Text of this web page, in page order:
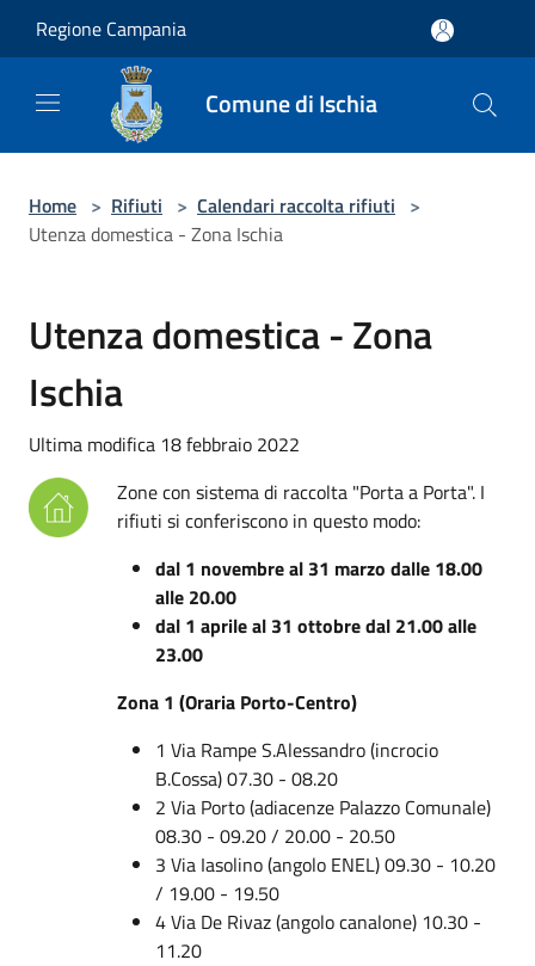
Regione Campania
Comune di Ischia
Home > Rifiuti > Calendari raccolta rifiuti >
Utenza domestica - Zona Ischia
Utenza domestica - Zona
Ischia
Ultima modifica 18 febbraio 2022
Zone con sistema di raccolta "Porta a Porta". I
rifiuti si conferiscono in questo modo:
dal 1 novembre al 31 marzo dalle 18.00
alle 20.00
dal 1 aprile al 31 ottobre dal 21.00 alle
23.00
Zona 1 (Oraria Porto-Centro)
1 Via Rampe S.Alessandro (incrocio
B.Cossa) 07.30 - 08.20
2 Via Porto (adiacenze Palazzo Comunale)
08.30 - 09.20 / 20.00 - 20.50
3 Via Iasolino (angolo ENEL) 09.30 - 10.20
/ 19.00 - 19.50
4 Via De Rivaz (angolo canalone) 10.30 -
11.20